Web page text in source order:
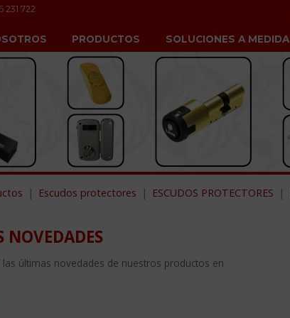
231 722
PRODUCTOS SOLUCIONES A MEDIDA
Escudos protectores ESCUDOS PROTECTORES
NOVEDADES
las últimas novedades de nuestros productos en